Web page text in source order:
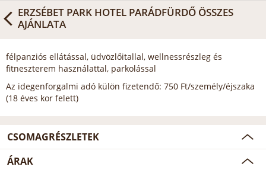
ERZSÉBET PARK HOTEL PARÁDFÜRDŐ ÖSSZES
AJÁNLATA
félpanziós ellátással, üdvözlőitallal, wellnessrészleg és
fitneszterem használattal, parkolással
Az idegenforgalmi adó külön fizetendő: 750 Ft/személy/éjszaka
(18 éves kor felett)
CSOMAGRÉSZLETEK
ÁRAK